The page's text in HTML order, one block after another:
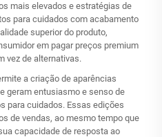
mais elevados e estratégias de
para cuidados com acabamento
superior do produto,
em pagar preços premium
vez de alternativas.
a criação de aparências
geram entusiasmo e senso de
para cuidados. Essas edições
de vendas, ao mesmo tempo que
capacidade de resposta ao